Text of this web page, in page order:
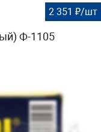
2 351 ₽/шт
Ф-1105